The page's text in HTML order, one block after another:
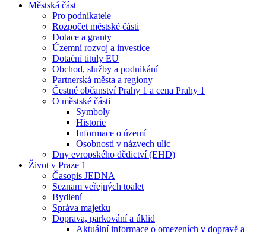
Městská část
Pro podnikatele
Rozpočet městské části
Dotace a granty
Územní rozvoj a investice
Dotační tituly EU
Obchod, služby a podnikání
Partnerská města a regiony
Čestné občanství Prahy 1 a cena Prahy 1
O městské části
Symboly
Historie
Informace o území
Osobnosti v názvech ulic
Dny evropského dědictví (EHD)
Život v Praze 1
Časopis JEDNA
Seznam veřejných toalet
Bydlení
Správa majetku
Doprava, parkování a úklid
Aktuální informace o omezeních v dopravě a